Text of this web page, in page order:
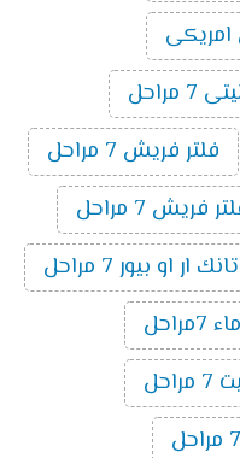
امريكى
فلتر فريش 7 مراحل
7 مراحل
ار او بيور 7 مراحل